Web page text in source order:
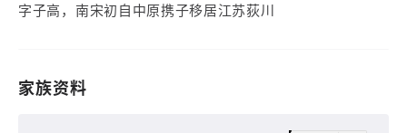
字子高，南宋初自中原携子移居江苏荻川
家族资料